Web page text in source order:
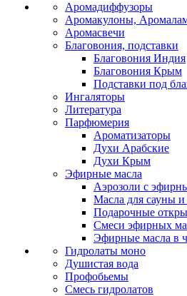
Аромадиффузоры
Аромакулоны,
Аромасвечи
Благовония, подставки
Благовония Индия
Благовония Крым
Подставки под
Ингаляторы
Литература
Парфюмерия
Ароматизаторы
Духи Арабские
Духи Крым
Эфирные масла
Аэрозоли с
Масла для сауны и
Подарочные
Смеси эфирных
Эфирные масла в
Гидролаты моно
Душистая вода
Профобьемы
Смесь гидролатов